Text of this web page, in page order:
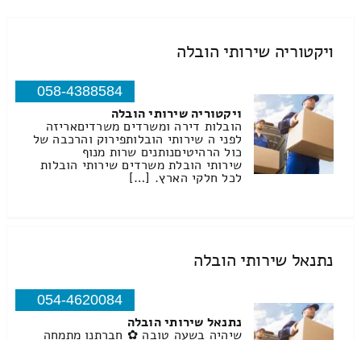
ויקטוריה שירותי הובלה
058-4388584
ויקטוריה שירותי הובלה
הובלות דירה ומשרדים משרדיםאריזה
לפני ה שירותי הובלותפירוק והרכבה של
כול הרהיטיםנותנים שרות מנוף
שירותי הובלת משרדים שירותי הובלות
לכל חלקי הארץ. […]
נתנאל שירותי הובלה
054-4620084
נתנאל שירותי הובלה
שיהיה בשעה טובה ✿ חברתנו מתמחה